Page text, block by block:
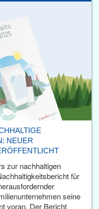
NEUER
zur nachhaltigen
für
seine
voran. Der Bericht